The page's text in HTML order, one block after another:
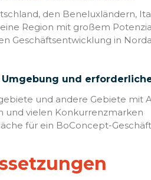
den Beneluxländern,
Region mit großem
Geschäftsentwicklung in
und
und andere Gebiete mit
und vielen Konkurrenzmarken
für ein BoConcept-Geschäft